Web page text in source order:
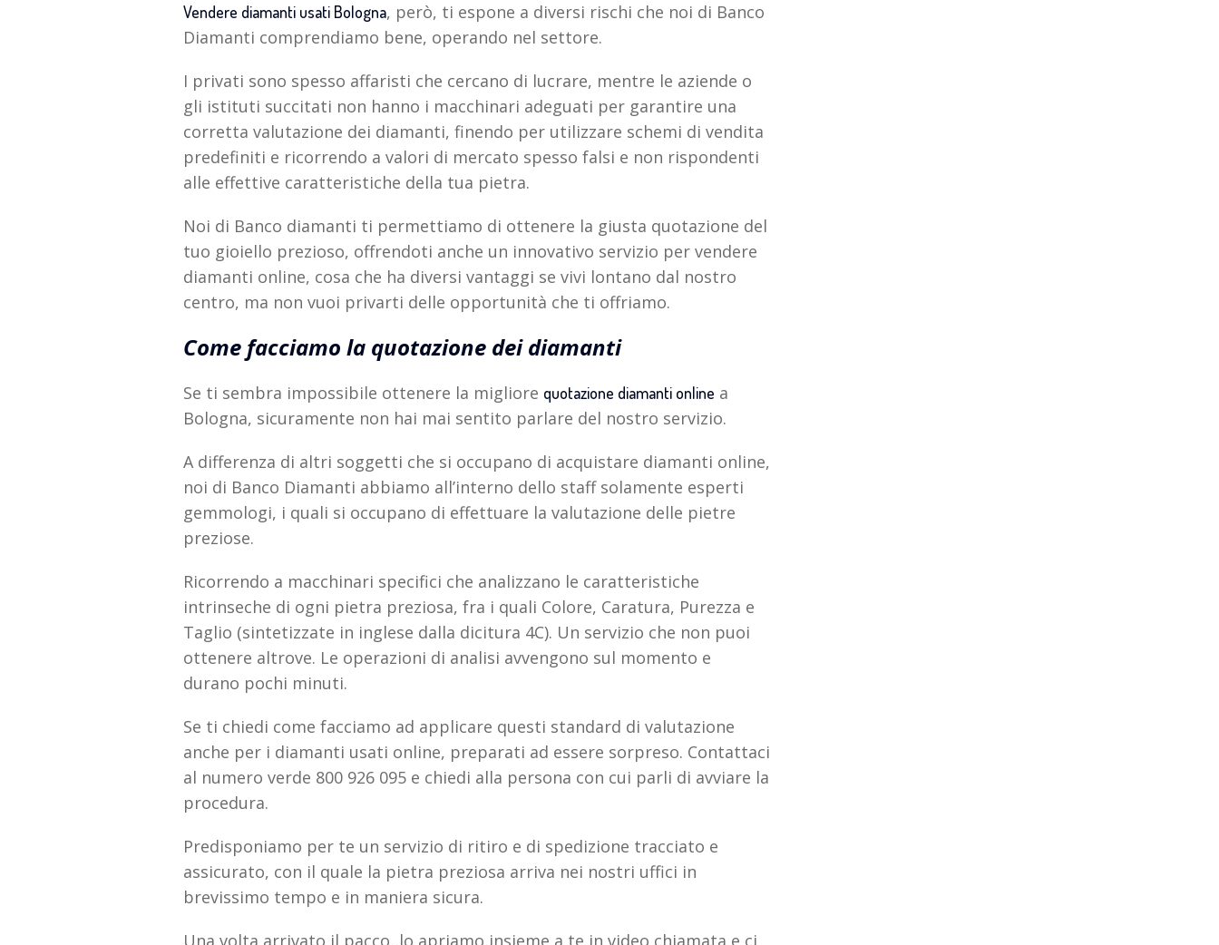
Vendere diamanti usati Bologna, però, ti espone a diversi rischi che noi di Banco
Diamanti comprendiamo bene, operando nel settore.
I privati sono spesso affaristi che cercano di lucrare, mentre le aziende o
gli istituti succitati non hanno i macchinari adeguati per garantire una
corretta valutazione dei diamanti, finendo per utilizzare schemi di vendita
predefiniti e ricorrendo a valori di mercato spesso falsi e non rispondenti
alle effettive caratteristiche della tua pietra.
Noi di Banco diamanti ti permettiamo di ottenere la giusta quotazione del
tuo gioiello prezioso, offrendoti anche un innovativo servizio per vendere
diamanti online, cosa che ha diversi vantaggi se vivi lontano dal nostro
centro, ma non vuoi privarti delle opportunità che ti offriamo.
Come facciamo la quotazione dei diamanti
Se ti sembra impossibile ottenere la migliore quotazione diamanti online a
Bologna, sicuramente non hai mai sentito parlare del nostro servizio.
A differenza di altri soggetti che si occupano di acquistare diamanti online,
noi di Banco Diamanti abbiamo all’interno dello staff solamente esperti
gemmologi, i quali si occupano di effettuare la valutazione delle pietre
preziose.
Ricorrendo a macchinari specifici che analizzano le caratteristiche
intrinseche di ogni pietra preziosa, fra i quali Colore, Caratura, Purezza e
Taglio (sintetizzate in inglese dalla dicitura 4C). Un servizio che non puoi
ottenere altrove. Le operazioni di analisi avvengono sul momento e
durano pochi minuti.
Se ti chiedi come facciamo ad applicare questi standard di valutazione
anche per i diamanti usati online, preparati ad essere sorpreso. Contattaci
al numero verde 800 926 095 e chiedi alla persona con cui parli di avviare la
procedura.
Predisponiamo per te un servizio di ritiro e di spedizione tracciato e
assicurato, con il quale la pietra preziosa arriva nei nostri uffici in
brevissimo tempo e in maniera sicura.
Una volta arrivato il pacco, lo apriamo insieme a te in video chiamata e ci